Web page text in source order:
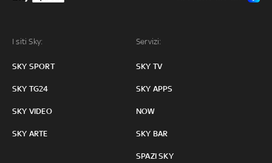
I siti Sky:
SKY SPORT
SKY TG24
SKY VIDEO
SKY ARTE
Servizi:
SKY TV
SKY APPS
NOW
SKY BAR
SPAZI SKY